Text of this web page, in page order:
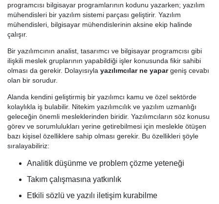
programcısı bilgisayar programlarının kodunu yazarken; yazılım
mühendisleri bir yazılım sistemi parçası geliştirir. Yazılım
mühendisleri, bilgisayar mühendislerinin aksine ekip halinde
çalışır.
Bir yazılımcının analist, tasarımcı ve bilgisayar programcısı gibi
ilişkili meslek gruplarının yapabildiği işler konusunda fikir sahibi
olması da gerekir. Dolayısıyla yazılımcılar ne yapargeniş cevabı
olan bir sorudur.
Alanda kendini geliştirmiş bir yazılımcı kamu ve özel sektörde
kolaylıkla iş bulabilir. Nitekim yazılımcılık ve yazılım uzmanlığı
geleceğin önemli mesleklerinden biridir. Yazılımcıların söz konusu
görev ve sorumlulukları yerine getirebilmesi için meslekle ötüşen
bazı kişisel özelliklere sahip olması gerekir. Bu özellikleri şöyle
sıralayabiliriz:
Analitik düşünme ve problem çözme yeteneği
Takım çalışmasına yatkınlık
Etkili sözlü ve yazılı iletişim kurabilme